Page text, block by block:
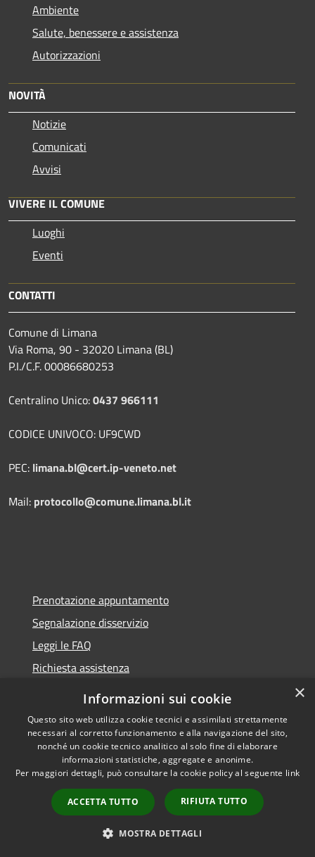
Ambiente
Salute, benessere e assistenza
Autorizzazioni
NOVITÀ
Notizie
Comunicati
Avvisi
VIVERE IL COMUNE
Luoghi
Eventi
CONTATTI
Comune di Limana
Via Roma, 90 - 32020 Limana (BL)
P.I./C.F. 00086680253
Centralino Unico:0437 966111
CODICE UNIVOCO: UF9CWD
PEC: limana.bl@cert.ip-veneto.net
Mail: protocollo@comune.limana.bl.it
Prenotazione appuntamento
Segnalazione disservizio
Leggi le FAQ
Richiesta assistenza
Amministrazione trasparente
Informativa privacy
Note legali
Dichiarazione di accessibilità
Moduli Privacy Amministrazione trasparente
×
Informazioni sui cookie
Questo sito web utilizza cookie tecnici e assimilati strettamente
necessari al corretto funzionamento e alla navigazione del sito,
nonché un cookie tecnico analitico al solo fine di elaborare
informazioni statistiche, aggregate e anonime.
Per maggiori dettagli, può consultare la cookie policy al seguente link
ACCETTA TUTTO RIFIUTA TUTTO
MOSTRA DETTAGLI